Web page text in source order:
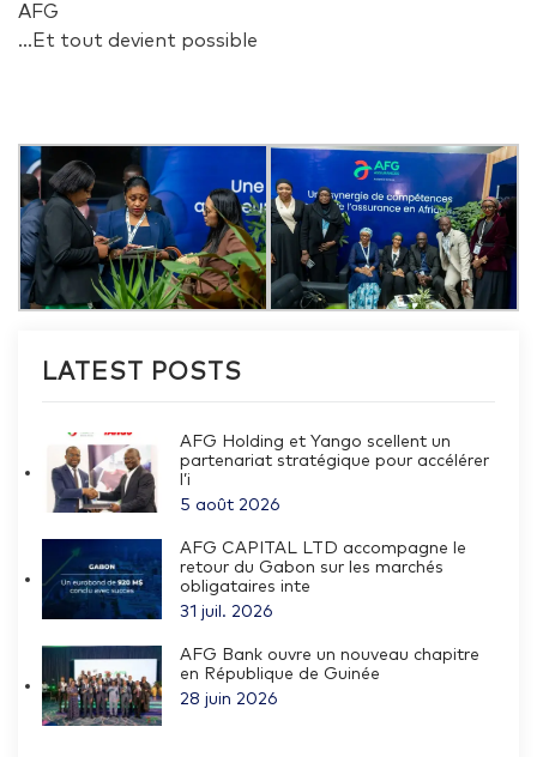
AFG
…Et tout devient possible
LATEST POSTS
AFG Holding et Yango scellent un
partenariat stratégique pour accélérer
l’i
5 août 2026
AFG CAPITAL LTD accompagne le
retour du Gabon sur les marchés
obligataires inte
31 juil. 2026
AFG Bank ouvre un nouveau chapitre
en République de Guinée
28 juin 2026